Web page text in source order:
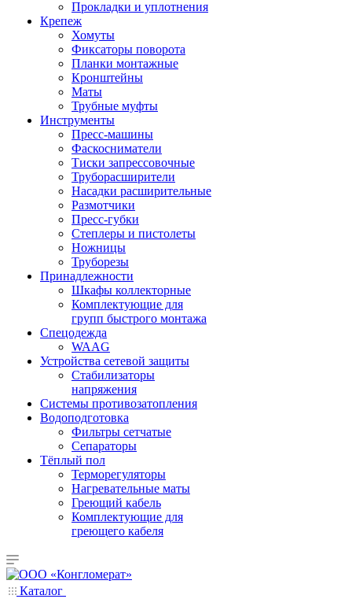
Прокладки и уплотнения
Крепеж
Хомуты
Фиксаторы поворота
Планки монтажные
Кронштейны
Маты
Трубные муфты
Инструменты
Пресс-машины
Фаскосниматели
Тиски запрессовочные
Труборасширители
Насадки расширительные
Размотчики
Пресс-губки
Степлеры и пистолеты
Ножницы
Труборезы
Принадлежности
Шкафы коллекторные
Комплектующие для
групп быстрого монтажа
Спецодежда
WAAG
Устройства сетевой защиты
Стабилизаторы
напряжения
Системы противозатопления
Водоподготовка
Фильтры сетчатые
Сепараторы
Тёплый пол
Терморегуляторы
Нагревательные маты
Греющий кабель
Комплектующие для
греющего кабеля
Каталог